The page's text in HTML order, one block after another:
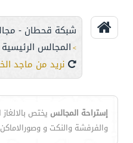
شبكة قحطان -
> المجالس الرئيسية
نريد من ماجد
إستراحة المجالس يختص
والفرفشة والنكت و